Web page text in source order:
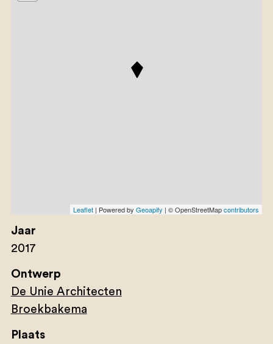
Leaflet | Powered byGeoapify | © OpenStreetMapcontributors
Jaar
2017
Ontwerp
De Unie Architecten
Broekbakema
Plaats